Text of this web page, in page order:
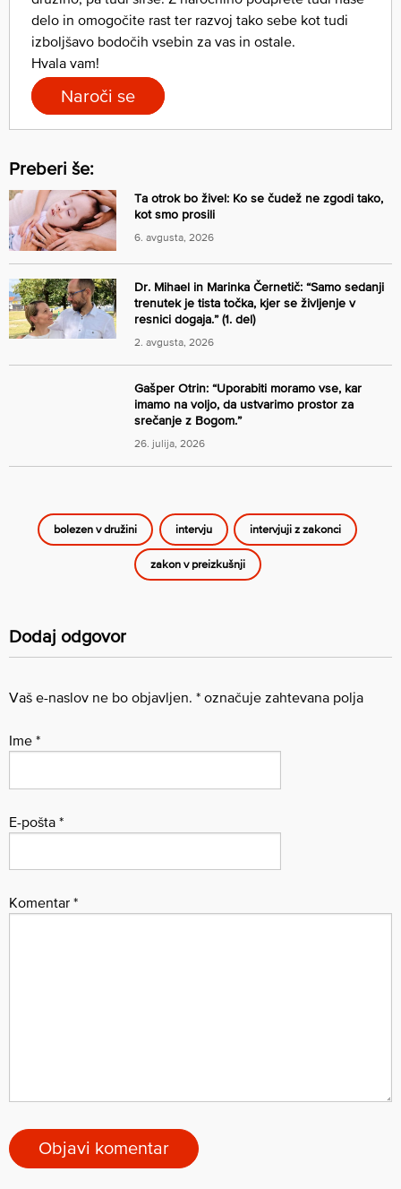
delo in omogočite rast ter razvoj tako sebe kot tudi
izboljšavo bodočih vsebin za vas in ostale.
Hvala vam!
Naroči se
Preberi še:
Ta otrok bo živel: Ko se čudež ne zgodi tako,
kot smo prosili
6. avgusta, 2026
Dr. Mihael in Marinka Černetič: “Samo sedanji
trenutek je tista točka, kjer se življenje v
resnici dogaja.” (1. del)
2. avgusta, 2026
Gašper Otrin: “Uporabiti moramo vse, kar
imamo na voljo, da ustvarimo prostor za
srečanje z Bogom.”
26. julija, 2026
bolezen v družini intervju intervjuji z zakonci
zakon v preizkušnji
Dodaj odgovor
Vaš e-naslov ne bo objavljen. * označuje zahtevana polja
Ime *
E-pošta *
Komentar *